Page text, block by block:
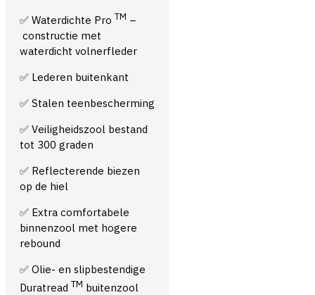
✅ Waterdichte Pro TM –
constructie met
waterdicht volnerfleder
✅ Lederen buitenkant
✅ Stalen teenbescherming
✅ Veiligheidszool bestand
tot 300 graden
✅ Reflecterende biezen
op de hiel
✅ Extra comfortabele
binnenzool met hogere
rebound
✅ Olie- en slipbestendige
Duratread TM buitenzool